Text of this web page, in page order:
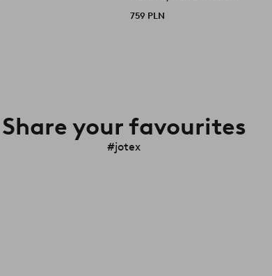
759 PLN
Share your favourites
#jotex